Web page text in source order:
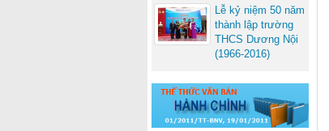
Lễ kỷ niệm 50 năm
thành lập trường
THCS Dương Nội
(1966-2016)